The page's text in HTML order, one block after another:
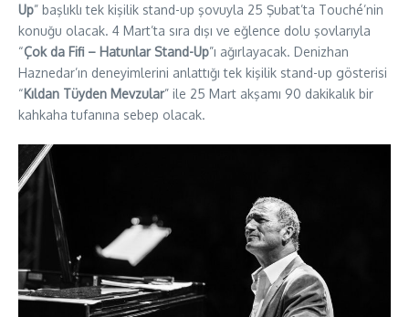
Up” başlıklı tek kişilik stand-up şovuyla 25 Şubat’ta Touché’nin
konuğu olacak. 4 Mart’ta sıra dışı ve eğlence dolu şovlarıyla
“Çok da Fifi – Hatunlar Stand-Up”ı ağırlayacak. Denizhan
Haznedar’ın deneyimlerini anlattığı tek kişilik stand-up gösterisi
“Kıldan Tüyden Mevzular” ile 25 Mart akşamı 90 dakikalık bir
kahkaha tufanına sebep olacak.